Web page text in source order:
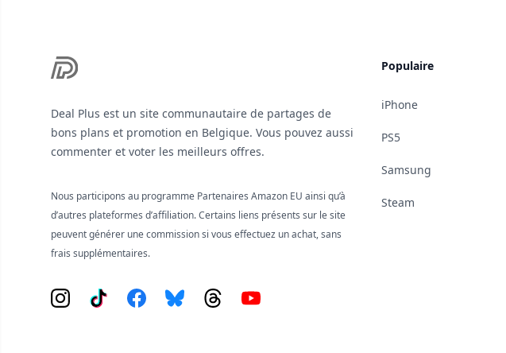
Deal Plus est un site communautaire de partages de
bons plans et promotion en Belgique. Vous pouvez aussi
commenter et voter les meilleurs offres.
Nous participons au programme Partenaires Amazon EU ainsi qu’à
d’autres plateformes d’affiliation. Certains liens présents sur le site
peuvent générer une commission si vous effectuez un achat, sans
frais supplémentaires.
Instagram
Tiktok FacebookBlueskyThreadsYouTube
Populaire
iPhone
PS5
Samsung
Steam